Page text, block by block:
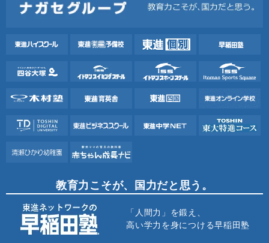
教育力こそが、国力だと思う。
「人間力」を鍛え、
高い学力を身につける早稲田塾